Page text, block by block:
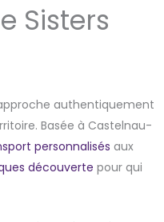
Sisters
authentiquement
Basée à Castelnau-
personnalisés aux
découverte pour qui